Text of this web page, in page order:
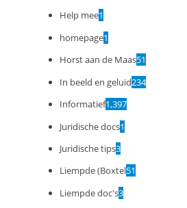
Help mee1
homepage1
Horst aan de Maas51
In beeld en geluid234
Informatief1,397
Juridische docs1
Juridische tips3
Liempde (Boxtel51
Liempde doc's3